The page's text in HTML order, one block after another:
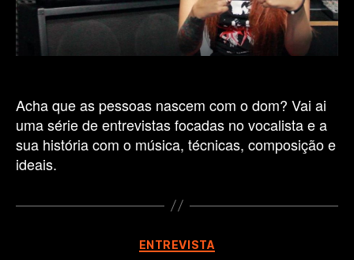
Acha que as pessoas nascem com o dom? Vai ai
uma série de entrevistas focadas no vocalista e a
sua história com o música, técnicas, composição e
ideais.
Categorias
ENTREVISTA